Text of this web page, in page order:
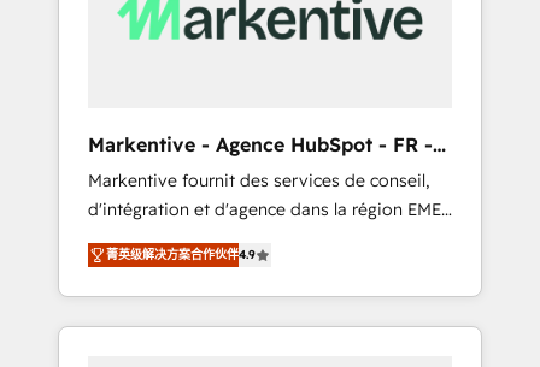
client's are too busy to learn the ins-and-outs
of HubSpot. We give you a Personal
know what you don't know'
recommendations to maximize conversions!
OTF is an Elite Partner (top 1% of 6,500+
Partners) and was named 2023 HubSpot
Partner of the Year 💥 Trusted by 2,500+
companies to help them scale and close
more business, by using HubSpot (the right
Markentive - Agence HubSpot - FR -
EN
Markentive fournit des services de conseil,
d'intégration et d'agence dans la région EMEA
et North America. Avec plus de 115 experts en
marketing automation, Growth, Revops, CRM
et webdesign. Markentive is both a
consulting firm, a digital agency and an
菁英级解决方案合作伙伴4.9